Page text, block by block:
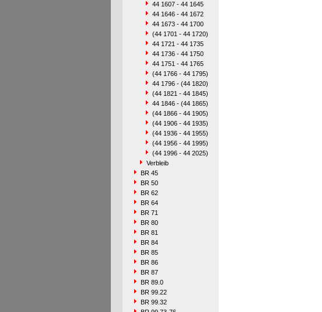
44 1607 - 44 1645
44 1646 - 44 1672
44 1673 - 44 1700
(44 1701 - 44 1720)
44 1721 - 44 1735
44 1736 - 44 1750
44 1751 - 44 1765
(44 1766 - 44 1795)
44 1796 - (44 1820)
(44 1821 - 44 1845)
44 1846 - (44 1865)
(44 1866 - 44 1905)
(44 1906 - 44 1935)
(44 1936 - 44 1955)
(44 1956 - 44 1995)
(44 1996 - 44 2025)
Verbleib
BR 45
BR 50
BR 62
BR 64
BR 71
BR 80
BR 81
BR 84
BR 85
BR 86
BR 87
BR 89.0
BR 99.22
BR 99.32